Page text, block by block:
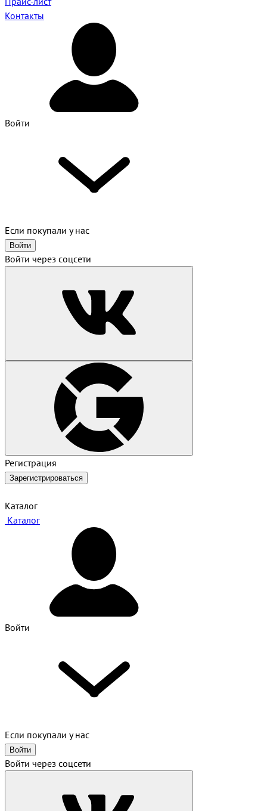
Контакты
Войти
Если покупали у нас
Войти
Войти через соцсети
Регистрация
Зарегистрироваться
Каталог
Каталог
Войти
Если покупали у нас
Войти
Войти через соцсети